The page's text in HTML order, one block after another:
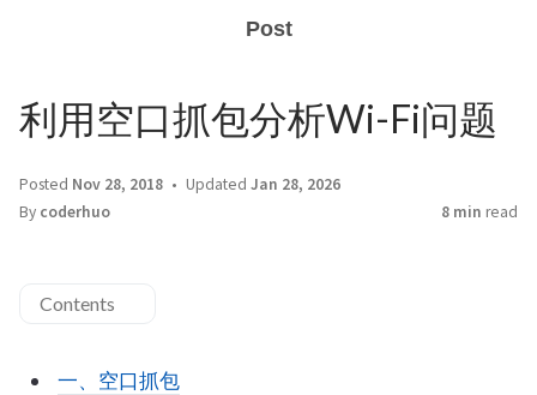
Post
利用空口抓包分析Wi-Fi问题
Posted Nov 28, 2018 Updated Jan 28, 2026
By coderhuo 8 min read
Contents
一、空口抓包